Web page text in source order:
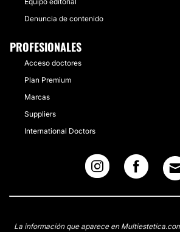
Nuestro objetivo es que la
de la zona anterior estética de la
CONTACTAR
Denuncia de contenido
PROFESIONALES
Acceso doctores
Plan Premium
Marcas
Suppliers
International Doctors
La información que aparece en